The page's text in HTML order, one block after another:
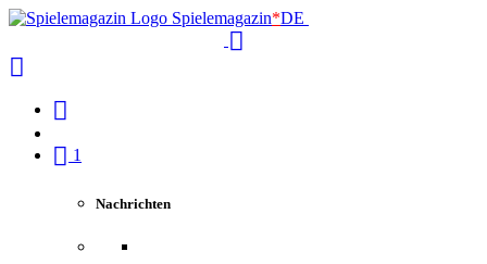
Spielemagazin*DE
1
Nachrichten